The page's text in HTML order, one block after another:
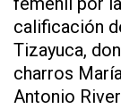
calificación
Tizayuca,
charros
Antonio